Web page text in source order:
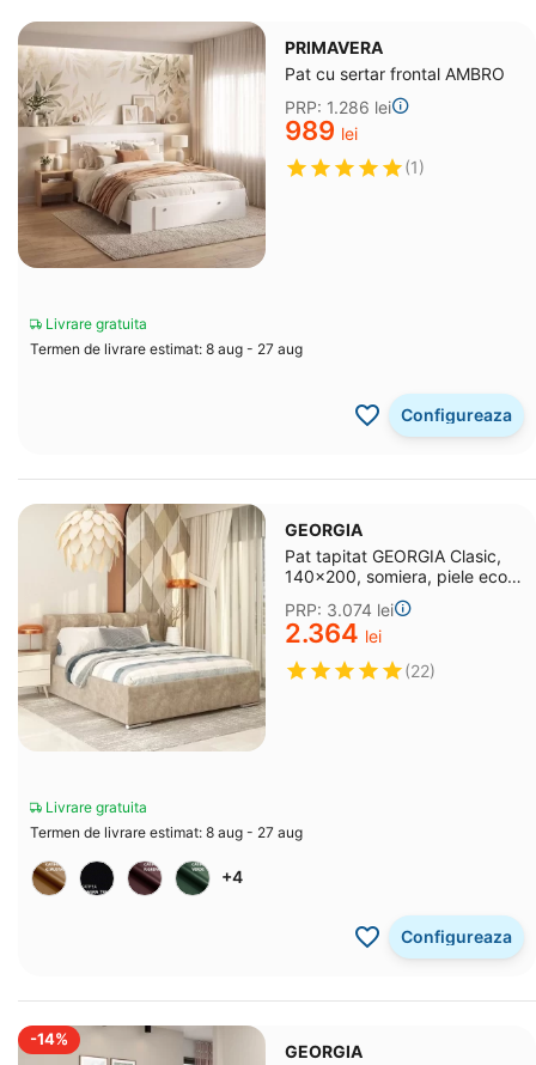
PRIMAVERA
Pat cu sertar frontal AMBRO
PRP: 1.286 lei
‍989‍ lei
(1)
Livrare gratuita
Termen de livrare estimat: 8 aug - 27 aug
Configureaza
GEORGIA
Pat tapitat GEORGIA Clasic,
140x200, somiera, piele eco
PRP: 3.074 lei
2.364 lei
(22)
Livrare gratuita
Termen de livrare estimat: 8 aug - 27 aug
+4
Configureaza
-14%
GEORGIA